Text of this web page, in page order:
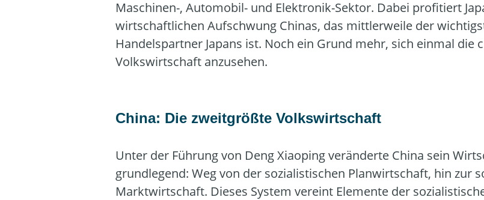
Maschinen-, Automobil- und Elektronik-Sektor. Dabei profitiert
wirtschaftlichen Aufschwung Chinas, das mittlerweile der
Handelspartner Japans ist. Noch ein Grund mehr, sich einmal die
Volkswirtschaft anzusehen.
China: Die zweitgrößte Volkswirtschaft
Unter der Führung von Deng Xiaoping veränderte China sein
grundlegend: Weg von der sozialistischen Planwirtschaft, hin zur
Marktwirtschaft. Dieses System vereint Elemente der